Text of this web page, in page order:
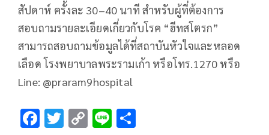
สัปดาห์ ครั้งละ 30–40 นาที สำหรับผู้ที่ต้องการ
สอบถามรายละเอียดเกี่ยวกับโรค “ฮีทสโตรก”
สามารถสอบถามข้อมูลได้ที่สถาบันหัวใจและหลอด
เลือด โรงพยาบาลพระรามเก้า หรือโทร.1270 หรือ
Line: @praram9hospital
F T C Li